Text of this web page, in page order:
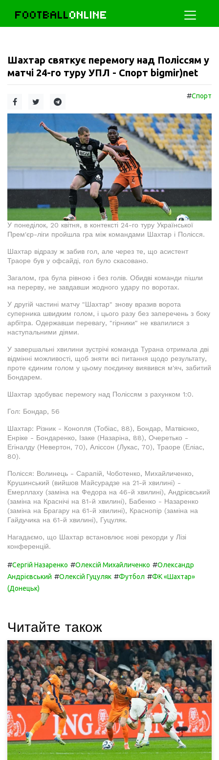
FOOTBALLONLINE
Шахтар святкує перемогу над Поліссям у
матчі 24-го туру УПЛ - Спорт bigmir)net
#Спорт
У понеділок, 20 квітня, в контексті 24-го туру Української
Прем'єр-ліги пройшла гра між командами Шахтар і Полісся.
Шахтар відразу ж забив гол, але через те, що асистент
Траоре був у офсайді, гол було скасовано.
Загалом, гра була рівною і без голів. Обидві команди пішли
на перерву, не завдавши жодного удару по воротах.
У другій частині матчу "Шахтар" знову вразив ворота
суперника швидким голом, і цього разу без заперечень з боку
арбітра. Одержавши перевагу, "гірники" не квапилися з
наступальними діями.
У завершальні хвилини зустрічі команда Турана отримала дві
відмінні можливості, щоб зняти всі питання щодо результату,
проте єдиним голом у цьому поєдинку виявився м'яч, забитий
Бондарем.
Шахтар здобуває перемогу над Поліссям з рахунком 1:0.
Гол: Бондар, 56
Шахтар: Різник - Конопля (Тобіас, 88), Бондар, Матвієнко,
Енріке - Бондаренко, Ізаке (Назаріна, 88), Очеретько -
Егіналду (Невертон, 70), Аліссон (Лукас, 70), Траоре (Еліас,
80).
Полісся: Волинець - Сарапій, Чоботенко, Михайличенко,
Крушинський (вийшов Майсурадзе на 21-й хвилині) -
Емерллаху (заміна на Федора на 46-й хвилині), Андрієвський
(заміна на Краснічі на 81-й хвилині), Бабенко - Назаренко
(заміна на Брагару на 61-й хвилині), Краснопір (заміна на
Гайдучика на 61-й хвилині), Гуцуляк.
Нагадаємо, що Шахтар встановлює нові рекорди у Лізі
конференцій.
#Сергій Назаренко #Олексій Михайличенко #Олександр
Андрієвський #Олексій Гуцуляк #Футбол #ФК «Шахтар»
(Донецьк)
Читайте також